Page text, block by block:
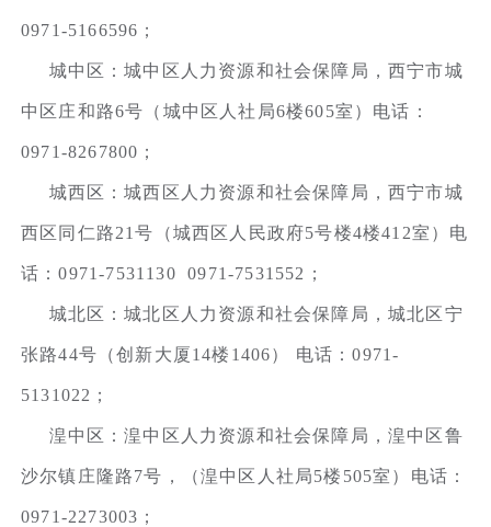
0971-5166596；
城中区：城中区人力资源和社会保障局，西宁市城
中区庄和路6号（城中区人社局6楼605室）电话：
0971-8267800；
城西区：城西区人力资源和社会保障局，西宁市城
西区同仁路21号（城西区人民政府5号楼4楼412室）电
话：0971-7531130 0971-7531552；
城北区：城北区人力资源和社会保障局，城北区宁
张路44号（创新大厦14楼1406） 电话：0971-
5131022；
湟中区：湟中区人力资源和社会保障局，湟中区鲁
沙尔镇庄隆路7号，（湟中区人社局5楼505室）电话：
0971-2273003；